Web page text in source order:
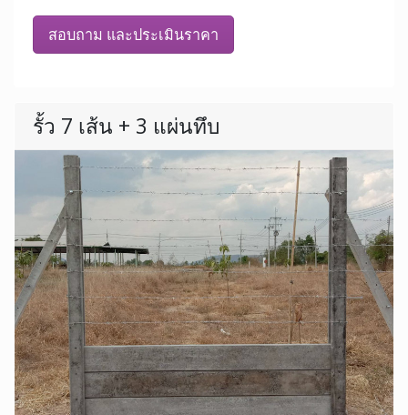
สอบถาม และประเมินราคา
รั้ว 7 เส้น + 3 แผ่นทึบ